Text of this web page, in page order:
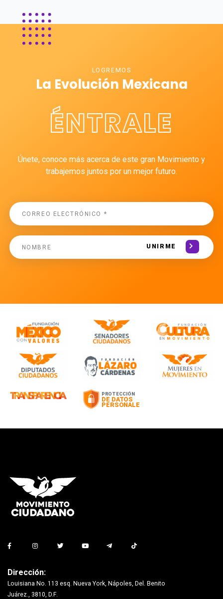
LOGREMOS
La Evolución Mexicana
ÉNTRALE
Únete, conoce más acerca de este gran Movimiento y
trabajemos juntos por un mejor futuro.
UNIRME
Dirección:
Louisiana No. 113 esq. Nueva York, Nápoles, Del. Benito
Juárez., 3810, D.F.